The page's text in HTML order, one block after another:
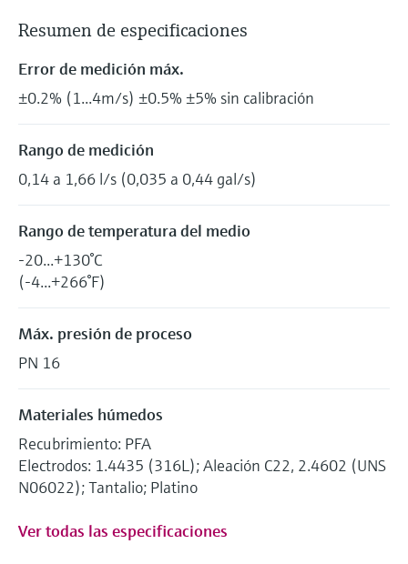
Resumen de especificaciones
Error de medición máx.
±0.2% (1...4m/s) ±0.5% ±5% sin calibración
Rango de medición
0,14 a 1,66 l/s (0,035 a 0,44 gal/s)
Rango de temperatura del medio
-20...+130°C
(-4...+266°F)
Máx. presión de proceso
PN 16
Materiales húmedos
Recubrimiento: PFA
Electrodos: 1.4435 (316L); Aleación C22, 2.4602 (UNS
N06022); Tantalio; Platino
Ver todas las especificaciones